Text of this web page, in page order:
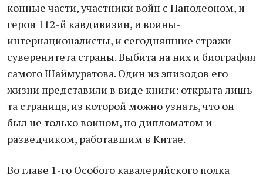
конные части, участники войн с Наполеоном, и
герои 112-й кавдивизии, и воины-
интернационалисты, и сегодняшние стражи
суверенитета страны. Выбита на них и биография
самого Шаймуратова. Один из эпизодов его
жизни представили в виде книги: открыта лишь
та страница, из которой можно узнать, что он
был не только воином, но дипломатом и
разведчиком, работавшим в Китае.
Во главе 1-го Особого кавалерийского полка